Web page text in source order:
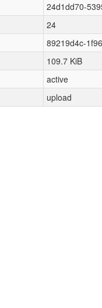
24d1dd70-
24
89219d4c-
109.7 KiB
active
upload